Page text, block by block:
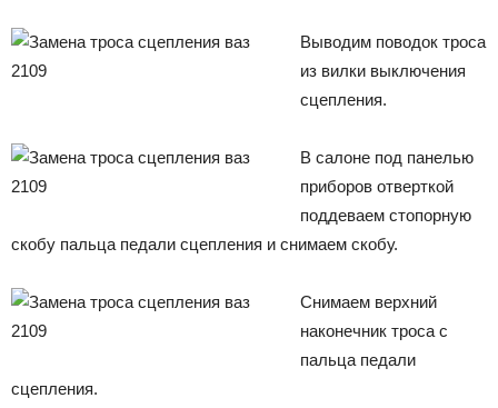
Выводим поводок троса
из вилки выключения
сцепления.
В салоне под панелью
приборов отверткой
поддеваем стопорную
скобу пальца педали сцепления и снимаем скобу.
Снимаем верхний
наконечник троса с
пальца педали
сцепления.